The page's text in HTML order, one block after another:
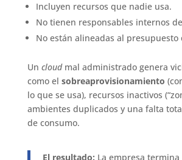
Incluyen recursos que nadie usa.
No tienen responsables internos
No están alineadas al presupuesto
Un cloudmal administrado genera
como el sobreaprovisionamiento
lo que se usa), recursos inactivos
ambientes duplicados y una falta
de consumo.
El resultado: La empresa